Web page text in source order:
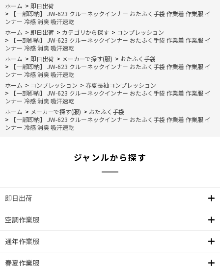
ホーム > 即日出荷
>
【一部即納】 JW-623 クルーネックインナー おたふく手袋 作業着 作業服 イ
ンナー 冷感 消臭 吸汗速乾
ホーム > 即日出荷 > カテゴリから探す > コンプレッション
>
【一部即納】 JW-623 クルーネックインナー おたふく手袋 作業着 作業服 イ
ンナー 冷感 消臭 吸汗速乾
ホーム > 即日出荷 > メーカーで探す(服) > おたふく手袋
>
【一部即納】 JW-623 クルーネックインナー おたふく手袋 作業着 作業服 イ
ンナー 冷感 消臭 吸汗速乾
ホーム > コンプレッション > 春夏長袖コンプレッション
>
【一部即納】 JW-623 クルーネックインナー おたふく手袋 作業着 作業服 イ
ンナー 冷感 消臭 吸汗速乾
ホーム > メーカーで探す(服) > おたふく手袋
>
【一部即納】 JW-623 クルーネックインナー おたふく手袋 作業着 作業服 イ
ンナー 冷感 消臭 吸汗速乾
ジャンルから探す
即日出荷
空調作業服
通年作業服
春夏作業服